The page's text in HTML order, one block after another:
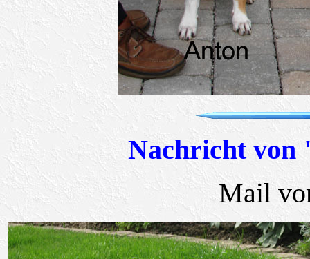
Nachricht von
Mail